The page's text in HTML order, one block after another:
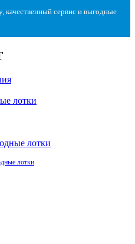
сервис и выгодные
лотки
лотки
лотки